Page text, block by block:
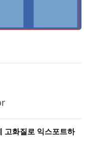
고화질로 익스포트하